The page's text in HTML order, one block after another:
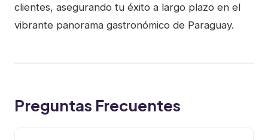
clientes, asegurando tu éxito a largo plazo en el
vibrante panorama gastronómico de Paraguay.
Preguntas Frecuentes